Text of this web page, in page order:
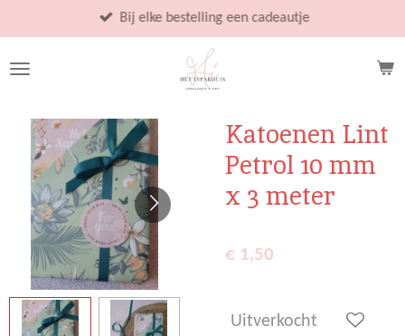
direct
naar
Bij elke bestelling een cadeautje
Katoenen Lint
Petrol 10 mm
x 3 meter
€ 1,50
Uitverkocht